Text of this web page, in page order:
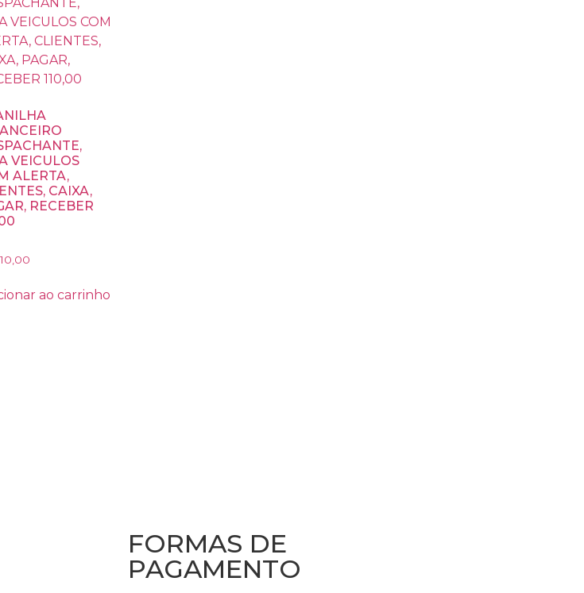
VEICULOS
ALERTA,
CAIXA,
RECEBER
ao carrinho
FORMAS DE
PAGAMENTO